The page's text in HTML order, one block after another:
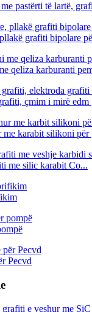
pastërti të lartë,
grafiti bipolare
qeliza karburanti
çmim i mirë edm
karabit silikoni për
me silic karabit Co...
Pecvd